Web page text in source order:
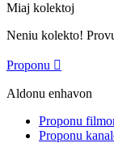
Miaj kolektoj
Neniu kolekto!
Proponu 
Aldonu enhavon
Proponu
Proponu